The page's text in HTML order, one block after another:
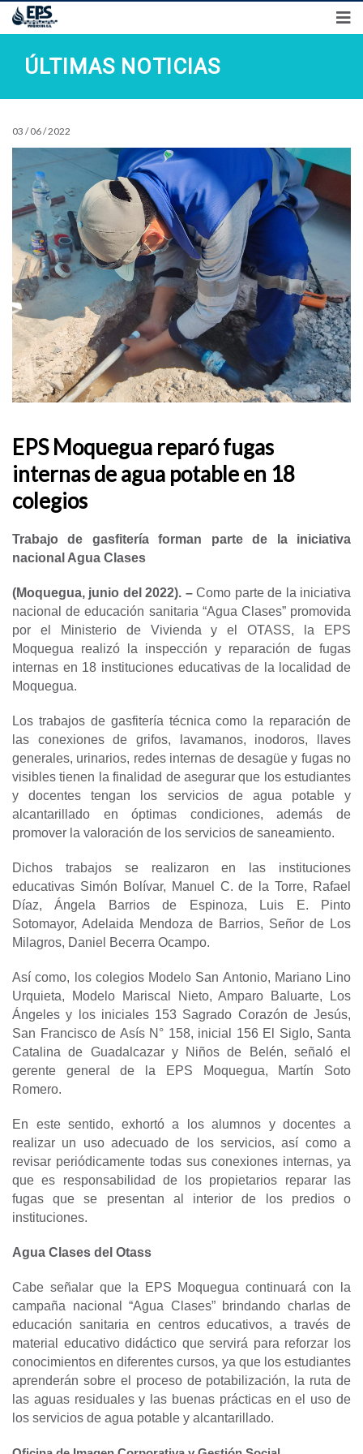
Síguenos en
ÚLTIMAS NOTICIAS
03 / 06 / 2022
EPS Moquegua reparó fugas
internas de agua potable en 18
colegios
Trabajo de gasfitería forman parte de la iniciativa
nacional Agua Clases
(Moquegua, junio del 2022). –Como parte de la iniciativa
nacional de educación sanitaria “Agua Clases” promovida
por el Ministerio de Vivienda y el OTASS, la EPS
Moquegua realizó la inspección y reparación de fugas
internas en 18 instituciones educativas de la localidad de
Moquegua.
Los trabajos de gasfitería técnica como la reparación de
las conexiones de grifos, lavamanos, inodoros, llaves
generales, urinarios, redes internas de desagüe y fugas no
visibles tienen la finalidad de asegurar que los estudiantes
y docentes tengan los servicios de agua potable y
alcantarillado en óptimas condiciones, además de
promover la valoración de los servicios de saneamiento.
Dichos trabajos se realizaron en las instituciones
educativas Simón Bolívar, Manuel C. de la Torre, Rafael
Díaz, Ángela Barrios de Espinoza, Luis E. Pinto
Sotomayor, Adelaida Mendoza de Barrios, Señor de Los
Milagros, Daniel Becerra Ocampo.
Así como, los colegios Modelo San Antonio, Mariano Lino
Urquieta, Modelo Mariscal Nieto, Amparo Baluarte, Los
Ángeles y los iniciales 153 Sagrado Corazón de Jesús,
San Francisco de Asís N° 158, inicial 156 El Siglo, Santa
Catalina de Guadalcazar y Niños de Belén, señaló el
gerente general de la EPS Moquegua, Martín Soto
Romero.
En este sentido, exhortó a los alumnos y docentes a
realizar un uso adecuado de los servicios, así como a
revisar periódicamente todas sus conexiones internas, ya
que es responsabilidad de los propietarios reparar las
fugas que se presentan al interior de los predios o
instituciones.
Agua Clases del Otass
Cabe señalar que la EPS Moquegua continuará con la
campaña nacional “Agua Clases” brindando charlas de
educación sanitaria en centros educativos, a través de
material educativo didáctico que servirá para reforzar los
conocimientos en diferentes cursos, ya que los estudiantes
aprenderán sobre el proceso de potabilización, la ruta de
las aguas residuales y las buenas prácticas en el uso de
los servicios de agua potable y alcantarillado.